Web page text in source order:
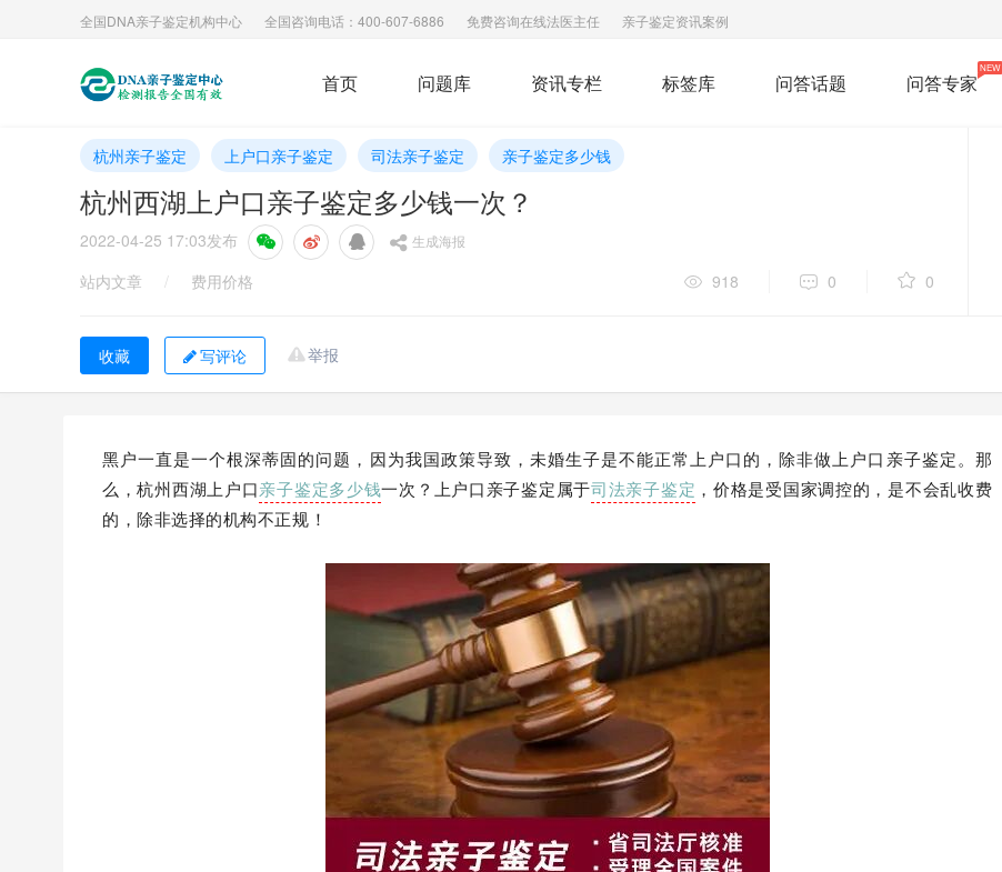
全国DNA亲子鉴定机构中心 全国咨询电话：400-607-6886 免费咨询在线法医主任 亲子鉴定资讯案例
首页 问题库 资讯专栏 标签库 问答话题 问答专家
NEW
杭州亲子鉴定 上户口亲子鉴定 司法亲子鉴定 亲子鉴定多少钱
杭州西湖上户口亲子鉴定多少钱一次？
2022-04-25 17:03发布 生成海报
站内文章 / 费用价格 918 0 0
举报
写评论
黑户一直是一个根深蒂固的问题，因为我国政策导致，未婚生子是不能正常上户口的，除非做上户口亲子鉴定。那
么，杭州西湖上户口亲子鉴定多少钱一次？上户口亲子鉴定属于司法亲子鉴定 ，价格是受国家调控的，是不会乱收费
的，除非选择的机构不正规！